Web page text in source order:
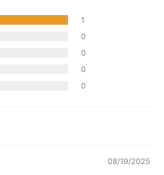
1
0
0
0
0
08/19/2025